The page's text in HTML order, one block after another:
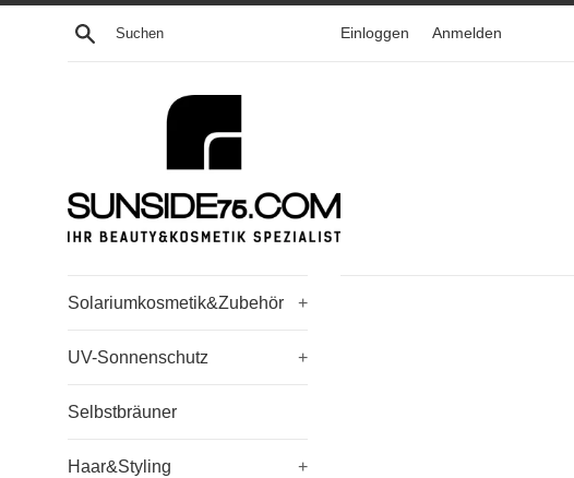
Direkt
Suchen Einloggen Anmelden
Solariumkosmetik&Zubehör +
UV-Sonnenschutz +
Selbstbräuner
Haar&Styling +